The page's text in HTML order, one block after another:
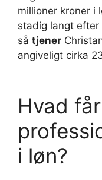
millioner kroner i
stadig langt efter
så tjener
angiveligt cirka
Hvad
i løn?